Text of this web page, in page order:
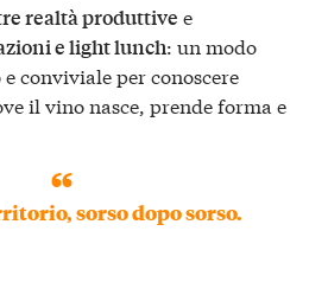
realtà produttive e
e light lunch: un modo
conviviale per conoscere
il vino nasce, prende forma e
sorso dopo sorso.